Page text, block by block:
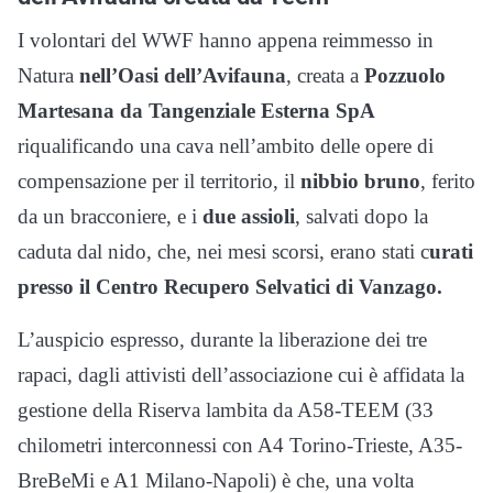
I volontari del WWF hanno appena reimmesso in
Natura nell’Oasi dell’Avifauna, creata a Pozzuolo
Martesana da Tangenziale Esterna SpA
riqualificando una cava nell’ambito delle opere di
compensazione per il territorio, il nibbio bruno, ferito
da un bracconiere, e i due assioli, salvati dopo la
caduta dal nido, che, nei mesi scorsi, erano stati curati
presso il Centro Recupero Selvatici di Vanzago.
L’auspicio espresso, durante la liberazione dei tre
rapaci, dagli attivisti dell’associazione cui è affidata la
gestione della Riserva lambita da A58-TEEM (33
chilometri interconnessi con A4 Torino-Trieste, A35-
BreBeMi e A1 Milano-Napoli) è che, una volta